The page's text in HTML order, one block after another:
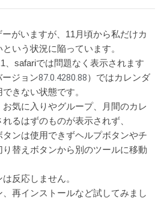
がいますが、11月頃から私だけカ
いう状況に陥っています。
、safariでは問題なく表示されます
ージョン87.0.4280.88）ではカレンダ
きない状態です。
気に入りやグループ、月間のカレ
るはずのものが表示されず、
タンは使用できずヘルプボタンやチ
替えボタンから別のツールに移動
反応しません。
再インストールなど試してみまし